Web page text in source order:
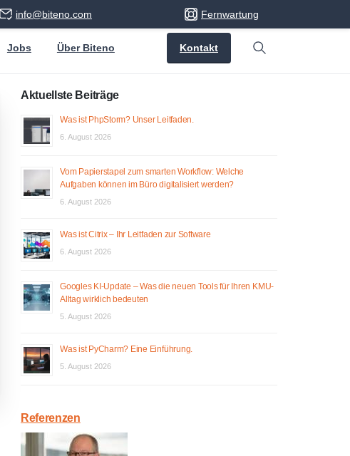
info@biteno.com Fernwartung
Jobs Über Biteno Kontakt
Search
Aktuellste Beiträge
Was ist PhpStorm? Unser Leitfaden.
6. August 2026
Vom Papierstapel zum smarten Workflow: Welche
Aufgaben können im Büro digitalisiert werden?
6. August 2026
Was ist Citrix – Ihr Leitfaden zur Software
6. August 2026
Googles KI-Update – Was die neuen Tools für Ihren KMU-
Alltag wirklich bedeuten
5. August 2026
Was ist PyCharm? Eine Einführung.
5. August 2026
Referenzen